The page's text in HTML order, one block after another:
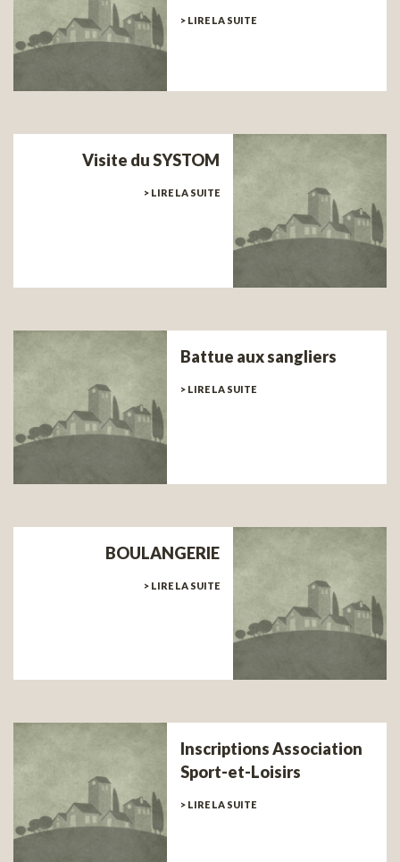
> LIRE LA SUITE
Visite du SYSTOM
> LIRE LA SUITE
Battue aux sangliers
> LIRE LA SUITE
BOULANGERIE
> LIRE LA SUITE
Inscriptions Association
Sport-et-Loisirs
> LIRE LA SUITE